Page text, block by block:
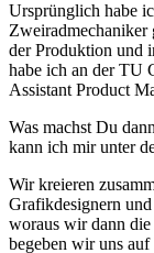
Ursprünglich habe
Zweiradmechaniker
der Produktion und
habe ich an der TU
Assistant Product
Was machst Du
kann ich mir unter
Wir kreieren
Grafikdesignern
woraus wir dann die
begeben wir uns